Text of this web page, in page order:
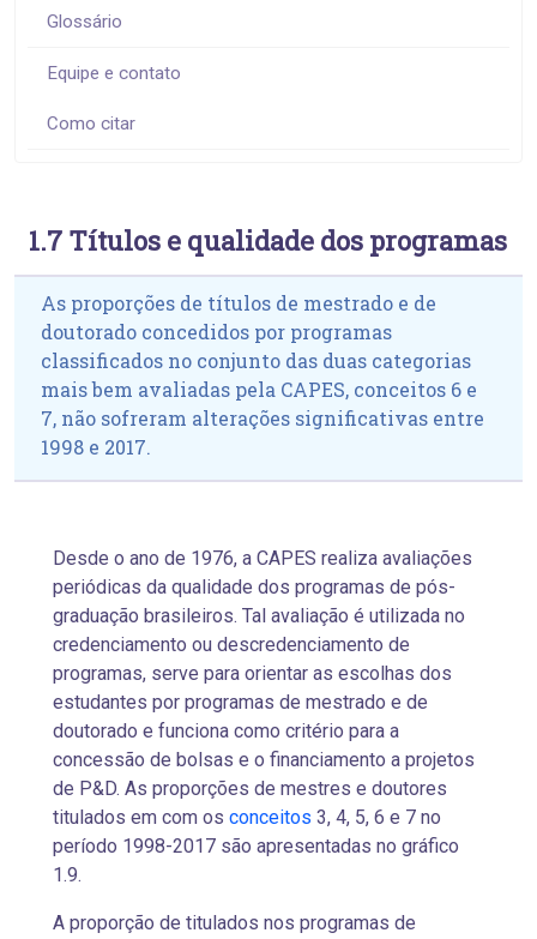
Glossário
Equipe e contato
Como citar
1.7 Títulos e qualidade dos programas
As proporções de títulos de mestrado e de
doutorado concedidos por programas
classificados no conjunto das duas categorias
mais bem avaliadas pela CAPES, conceitos 6 e
7, não sofreram alterações significativas entre
1998 e 2017.
Desde o ano de 1976, a CAPES realiza avaliações
periódicas da qualidade dos programas de pós-
graduação brasileiros. Tal avaliação é utilizada no
credenciamento ou descredenciamento de
programas, serve para orientar as escolhas dos
estudantes por programas de mestrado e de
doutorado e funciona como critério para a
concessão de bolsas e o financiamento a projetos
de P&D. As proporções de mestres e doutores
titulados em com os conceitos 3, 4, 5, 6 e 7 no
período 1998-2017 são apresentadas no gráfico
1.9.
A proporção de titulados nos programas de